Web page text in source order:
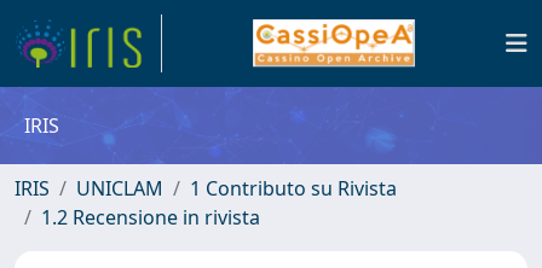
IRIS
IRIS UNICLAM
1 Contributo su Rivista
1.2 Recensione in rivista